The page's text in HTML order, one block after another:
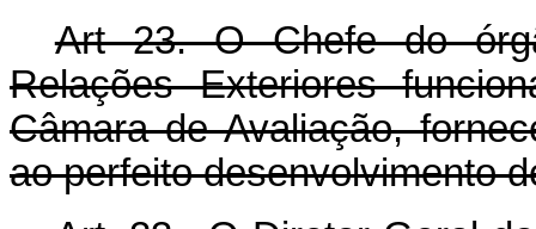
Art 23. O Chefe do
Relações Exteriores
Câmara de Avaliação,
ao perfeito desenvolvimento